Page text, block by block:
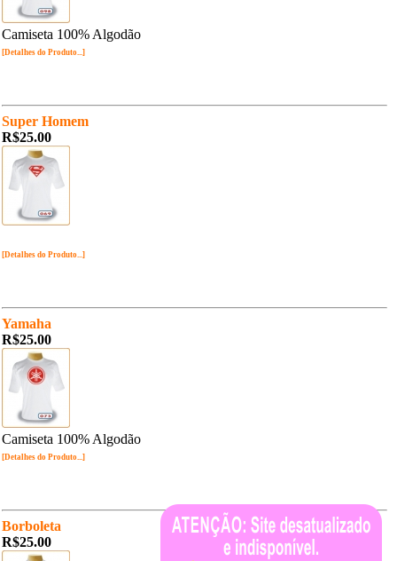
Camiseta 100% Algodão
[Detalhes do Produto...]
Super Homem
R$25.00
[Detalhes do Produto...]
Yamaha
R$25.00
Camiseta 100% Algodão
[Detalhes do Produto...]
Borboleta
R$25.00